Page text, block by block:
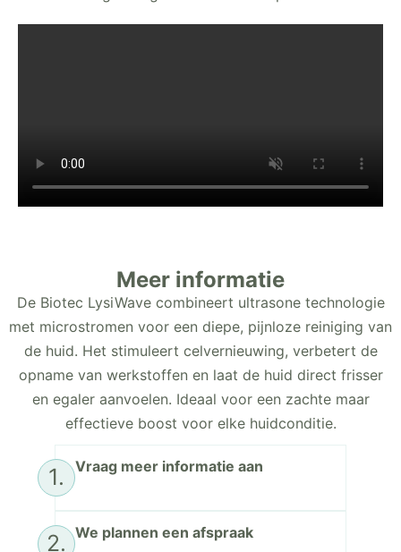
Meer informatie
De Biotec LysiWave combineert ultrasone technologie
met microstromen voor een diepe, pijnloze reiniging van
de huid. Het stimuleert celvernieuwing, verbetert de
opname van werkstoffen en laat de huid direct frisser
en egaler aanvoelen. Ideaal voor een zachte maar
effectieve boost voor elke huidconditie.
1. Vraag meer informatie aan
2. We plannen een afspraak